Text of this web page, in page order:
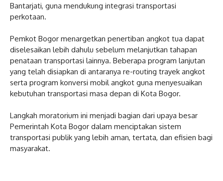
Bantarjati, guna mendukung integrasi transportasi
perkotaan.
‎Pemkot Bogor menargetkan penertiban angkot tua dapat
diselesaikan lebih dahulu sebelum melanjutkan tahapan
penataan transportasi lainnya. Beberapa program lanjutan
yang telah disiapkan di antaranya re-routing trayek angkot
serta program konversi mobil angkot guna menyesuaikan
kebutuhan transportasi masa depan di Kota Bogor.
‎Langkah moratorium ini menjadi bagian dari upaya besar
Pemerintah Kota Bogor dalam menciptakan sistem
transportasi publik yang lebih aman, tertata, dan efisien bagi
masyarakat.